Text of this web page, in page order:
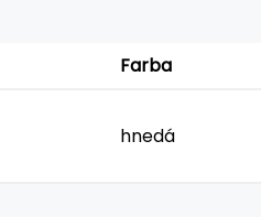
Farba
hnedá